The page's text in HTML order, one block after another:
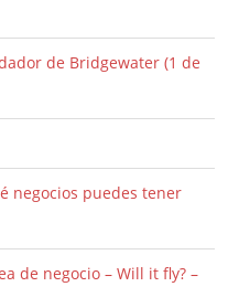
de Bridgewater (1 de
negocios puedes tener
de negocio – Will it fly? –